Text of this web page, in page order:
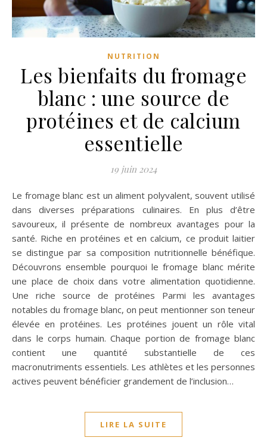
NUTRITION
Les bienfaits du fromage
blanc : une source de
protéines et de calcium
essentielle
19 juin 2024
Le fromage blanc est un aliment polyvalent, souvent utilisé
dans diverses préparations culinaires. En plus d’être
savoureux, il présente de nombreux avantages pour la
santé. Riche en protéines et en calcium, ce produit laitier
se distingue par sa composition nutritionnelle bénéfique.
Découvrons ensemble pourquoi le fromage blanc mérite
une place de choix dans votre alimentation quotidienne.
Une riche source de protéines Parmi les avantages
notables du fromage blanc, on peut mentionner son teneur
élevée en protéines. Les protéines jouent un rôle vital
dans le corps humain. Chaque portion de fromage blanc
contient une quantité substantielle de ces
macronutriments essentiels. Les athlètes et les personnes
actives peuvent bénéficier grandement de l’inclusion…
LIRE LA SUITE